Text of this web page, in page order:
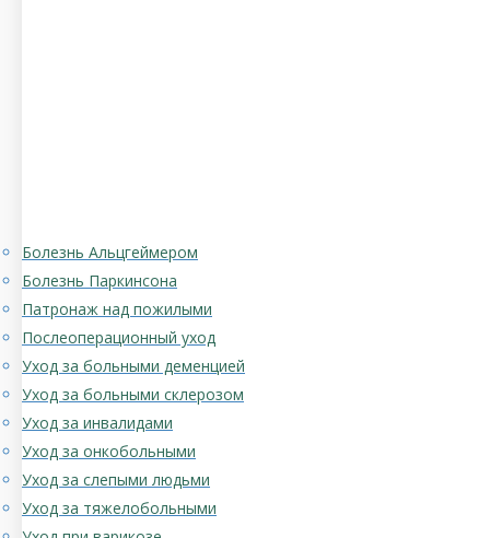
Болезнь Альцгеймером
Болезнь Паркинсона
Патронаж над пожилыми
Послеоперационный уход
Уход за больными деменцией
Уход за больными склерозом
Уход за инвалидами
Уход за онкобольными
Уход за слепыми людьми
Уход за тяжелобольными